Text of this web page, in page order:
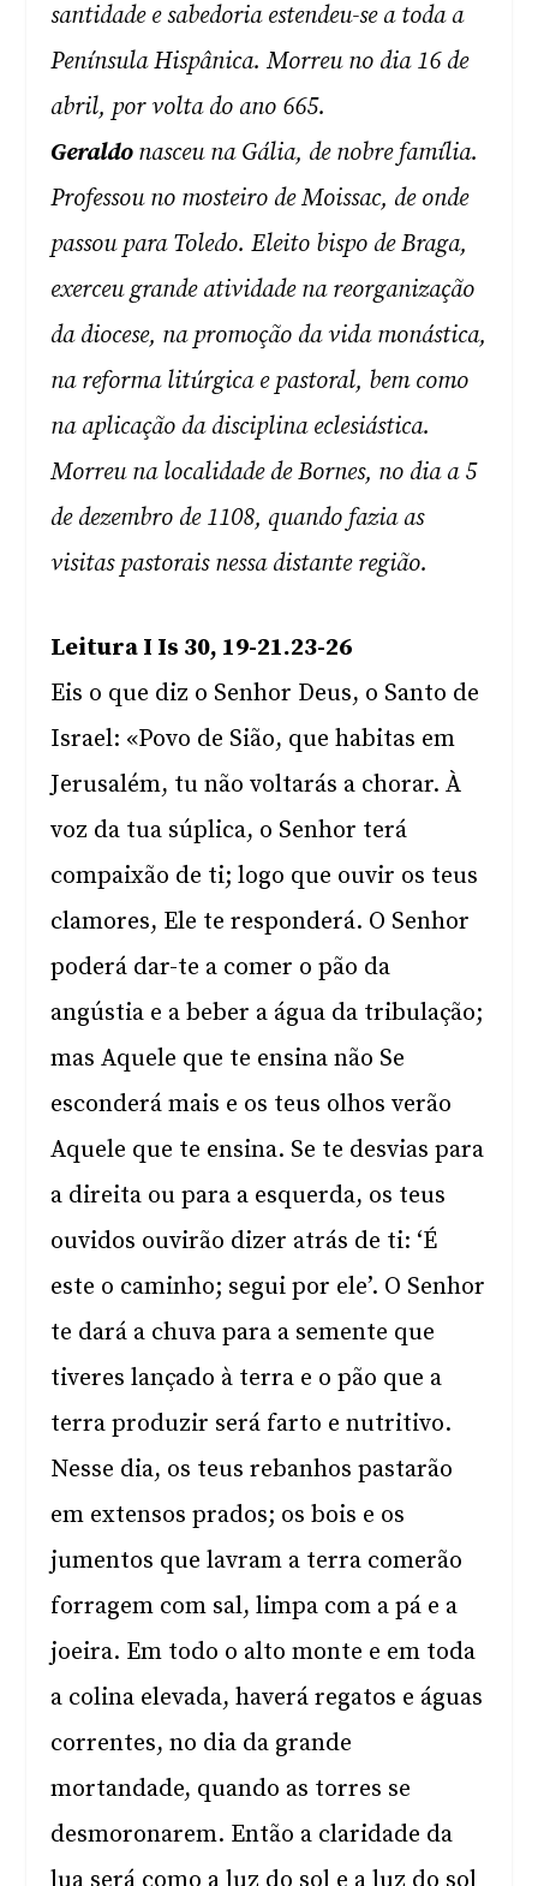
santidade e sabedoria estendeu-se a toda a
Península Hispânica. Morreu no dia 16 de
abril, por volta do ano 665.
Geraldo nasceu na Gália, de nobre família.
Professou no mosteiro de Moissac, de onde
passou para Toledo. Eleito bispo de Braga,
exerceu grande atividade na reorganização
da diocese, na promoção da vida monástica,
na reforma litúrgica e pastoral, bem como
na aplicação da disciplina eclesiástica.
Morreu na localidade de Bornes, no dia a 5
de dezembro de 1108, quando fazia as
visitas pastorais nessa distante região.
Leitura I Is 30, 19-21.23-26
Eis o que diz o Senhor Deus, o Santo de
Israel: «Povo de Sião, que habitas em
Jerusalém, tu não voltarás a chorar. À
voz da tua súplica, o Senhor terá
compaixão de ti; logo que ouvir os teus
clamores, Ele te responderá. O Senhor
poderá dar-te a comer o pão da
angústia e a beber a água da tribulação;
mas Aquele que te ensina não Se
esconderá mais e os teus olhos verão
Aquele que te ensina. Se te desvias para
a direita ou para a esquerda, os teus
ouvidos ouvirão dizer atrás de ti: ‘É
este o caminho; segui por ele’. O Senhor
te dará a chuva para a semente que
tiveres lançado à terra e o pão que a
terra produzir será farto e nutritivo.
Nesse dia, os teus rebanhos pastarão
em extensos prados; os bois e os
jumentos que lavram a terra comerão
forragem com sal, limpa com a pá e a
joeira. Em todo o alto monte e em toda
a colina elevada, haverá regatos e águas
correntes, no dia da grande
mortandade, quando as torres se
desmoronarem. Então a claridade da